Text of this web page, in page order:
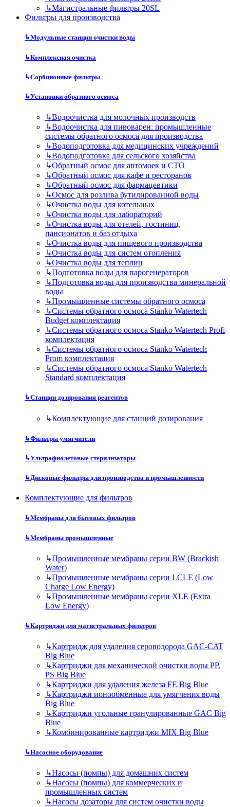
↳Магистральные фильтры 20SL
Фильтры для производства
↳Модульные станции очистки воды
↳Комплексная очистка
↳Сорбционные фильтры
↳Установки обратного осмоса
↳Водоочистка для молочных производств
↳Водоочистка для пивоварен: промышленные
системы обратного осмоса для производства
↳Водоподготовка для медицинских учреждений
↳Водоподготовка для сельского хозяйства
↳Обратный осмос для автомоек и СТО
↳Обратный осмос для кафе и ресторанов
↳Обратный осмос для фармацевтики
↳Осмос для розлива бутилированной воды
↳Очистка воды для котельных
↳Очистка воды для лабораторий
↳Очистка воды для отелей, гостиниц,
пансионатов и баз отдыха
↳Очистка воды для пищевого производства
↳Очистка воды для систем отопления
↳Очистка воды для теплиц
↳Подготовка воды для парогенераторов
↳Подготовка воды для производства минеральной
воды
↳Промышленные системы обратного осмоса
↳Системы обратного осмоса Stanko Watertech
Budget комплектация
↳Системы обратного осмоса Stanko Watertech Profi
комплектация
↳Системы обратного осмоса Stanko Watertech
Prom комплектация
↳Системы обратного осмоса Stanko Watertech
Standard комплектация
↳Станции дозирования реагентов
↳Комплектующие для станций дозирования
↳Фильтры умягчители
↳Ультрафиолетовые стерилизаторы
↳Дисковые фильтры для производства и промышленности
Комплектующие для фильтров
↳Мембраны для бытовых фильтров
↳Мембраны промышленные
↳Промышленные мембраны серии BW (Brackish
Water)
↳Промышленные мембраны серии LCLE (Low
Charge Low Energy)
↳Промышленные мембраны серии XLE (Extra
Low Energy)
↳Картриджи для магистральных фильтров
↳Картридж для удаления сероводорода GAC-CAT
Big Blue
↳Картриджи для механической очистки воды PP,
PS Big Blue
↳Картриджи для удаления железа FE Big Blue
↳Картриджи ионообменные для умягчения воды
Big Blue
↳Картриджи угольные гранулированные GAC Big
Blue
↳Комбинированные картриджи MIX Big Blue
↳Насосное оборудование
↳Насосы (помпы) для домашних систем
↳Насосы (помпы) для коммерческих и
промышленных систем
↳Насосы дозаторы для систем очистки воды